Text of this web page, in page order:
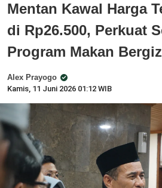
Mentan Kawal Harga
di Rp26.500, Perkuat
Program Makan
Alex Prayogo
Kamis, 11 Juni 2026 01:12 WIB